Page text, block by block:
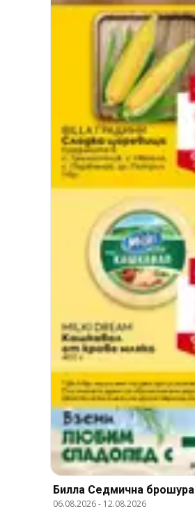
Билла Cедмична брошура
06.08.2026- 12.08.2026